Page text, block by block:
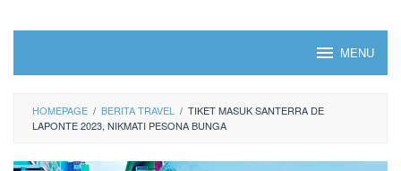
MENU
HOMEPAGE / BERITA TRAVEL / TIKET MASUK SANTERRA DE
LAPONTE 2023, NIKMATI PESONA BUNGA